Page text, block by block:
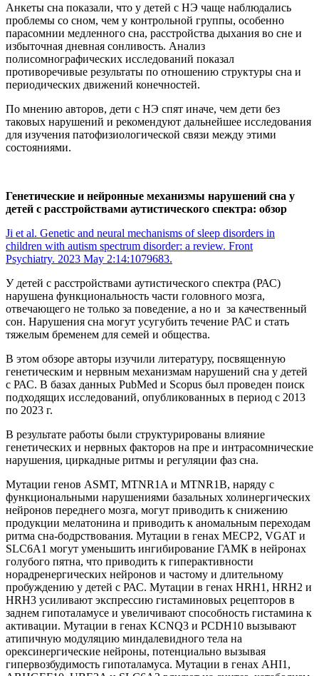
Анкеты сна показали, что у детей с НЭ чаще наблюдались
проблемы со сном, чем у контрольной группы, особенно
парасомнии медленного сна, расстройства дыхания во сне и
избыточная дневная сонливость. Анализ
полисомнографических исследований показал
противоречивые результаты по отношению структуры сна и
периодических движений конечностей.
По мнению авторов, дети с НЭ спят иначе, чем дети без
таковых нарушений и рекомендуют дальнейшее исследования
для изучения патофизиологической связи между этими
состояниями.
Генетические и нейронные механизмы нарушений сна у
детей с расстройствами аутистического спектра: обзор
Ji et al. Genetic and neural mechanisms of sleep disorders in
children with autism spectrum disorder: a review. Front
Psychiatry. 2023 May 2:14:1079683.
У детей с расстройствами аутистического спектра (РАС)
нарушена функциональность части головного мозга,
отвечающего не только за поведение, а но и за качественный
сон. Нарушения сна могут усугубить течение РАС и стать
тяжелым бременем для семей и общества.
В этом обзоре авторы изучили литературу, посвященную
генетическим и нервным механизмам нарушений сна у детей
с РАС. В базах данных PubMed и Scopus был проведен поиск
подходящих исследований, опубликованных в период с 2013
по 2023 г.
В результате работы были структурированы влияние
генетических и нервных факторов на пре и интрасомнические
нарушения, циркадные ритмы и регуляции фаз сна.
Мутации генов ASMT, MTNR1A и MTNR1B, наряду с
функциональными нарушениями базальных холинергических
нейронов переднего мозга, могут приводить к снижению
продукции мелатонина и приводить к аномальным переходам
ритма сна-бодрствования. Мутации в генах MECP2, VGAT и
SLC6A1 могут уменьшить ингибирование ГАМК в нейронах
голубого пятна, что приводить к гиперактивности
норадренергических нейронов и частому и длительному
пробуждению у детей с РАС. Мутации в генах HRH1, HRH2 и
HRH3 усиливают экспрессию гистаминовых рецепторов в
заднем гипоталамусе и увеличивают способность гистамина к
активации. Мутации в генах KCNQ3 и PCDH10 вызывают
атипичную модуляцию миндалевидного тела на
орексинергические нейроны, потенциально вызывая
гипервозбудимость гипоталамуса. Мутации в генах AHI1,